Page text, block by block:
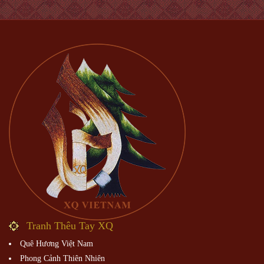
Tranh Thêu Tay XQ
Quê Hương Việt Nam
Phong Cảnh Thiên Nhiên